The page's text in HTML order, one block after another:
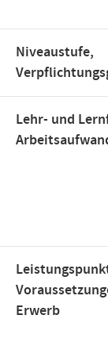
Niveaustufe,
Lehr- und
Erwerb